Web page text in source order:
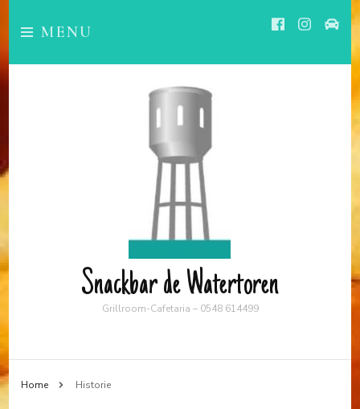
MENU
Snackbar de Watertoren
Grillroom-Cafetaria – 0548 614499
Home Historie